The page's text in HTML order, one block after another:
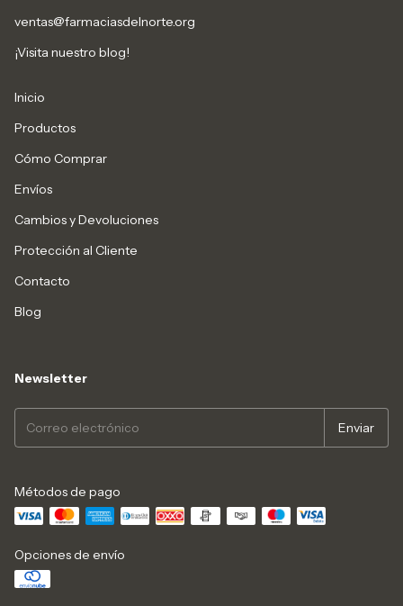
ventas@farmaciasdelnorte.org
¡Visita nuestro blog!
Inicio
Productos
Cómo Comprar
Envíos
Cambios y Devoluciones
Protección al Cliente
Contacto
Blog
Newsletter
Métodos de pago
Opciones de envío